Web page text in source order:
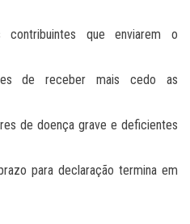
contribuintes que enviarem o
de receber mais cedo as
de doença grave e deficientes
para declaração termina em